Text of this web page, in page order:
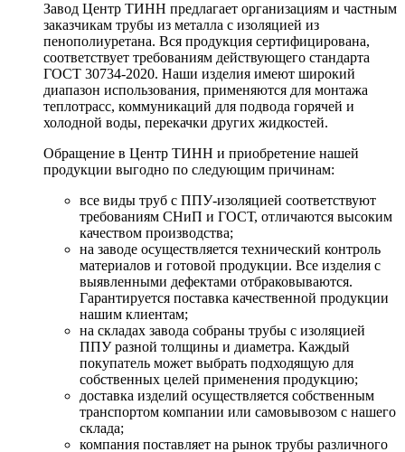
Завод Центр ТИНН предлагает организациям и частным
заказчикам трубы из металла с изоляцией из
пенополиуретана. Вся продукция сертифицирована,
соответствует требованиям действующего стандарта
ГОСТ 30734-2020. Наши изделия имеют широкий
диапазон использования, применяются для монтажа
теплотрасс, коммуникаций для подвода горячей и
холодной воды, перекачки других жидкостей.
Обращение в Центр ТИНН и приобретение нашей
продукции выгодно по следующим причинам:
все виды труб с ППУ-изоляцией соответствуют
требованиям СНиП и ГОСТ, отличаются высоким
качеством производства;
на заводе осуществляется технический контроль
материалов и готовой продукции. Все изделия с
выявленными дефектами отбраковываются.
Гарантируется поставка качественной продукции
нашим клиентам;
на складах завода собраны трубы с изоляцией
ППУ разной толщины и диаметра. Каждый
покупатель может выбрать подходящую для
собственных целей применения продукцию;
доставка изделий осуществляется собственным
транспортом компании или самовывозом с нашего
склада;
компания поставляет на рынок трубы различного